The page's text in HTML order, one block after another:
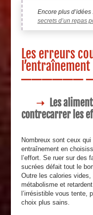
Encore plus d’idées
secrets d’un repas
Les erreurs
l’entraînement
Les
contrecarrer les
Nombreux sont ceux
entraînement en
l’effort. Se ruer sur des
sucrées défait tout le
Outre les calories
métabolisme et
l’irrésistible vous tente,
choix plus sains.